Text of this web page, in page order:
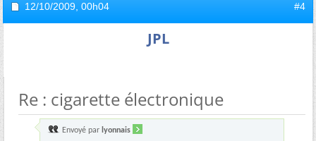
12/10/2009, 00h04 #4
JPL
Re : cigarette électronique
Envoyé par lyonnais